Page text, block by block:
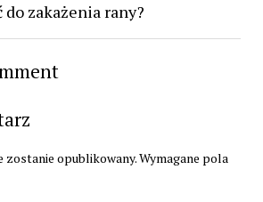
do zakażenia rany?
zostanie opublikowany.Wymagane pola